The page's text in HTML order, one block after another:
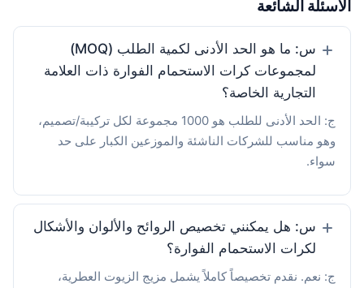
الأسئلة الشائعة
س: ما هو الحد الأدنى لكمية الطلب (MOQ)
لمجموعات كرات الاستحمام الفوارة ذات العلامة
التجارية الخاصة؟
ج: الحد الأدنى للطلب هو 1000 مجموعة لكل تركيبة/تصميم،
وهو مناسب للشركات الناشئة والموزعين الكبار على حد
سواء.
س: هل يمكنني تخصيص الروائح والألوان والأشكال
لكرات الاستحمام الفوارة؟
ج: نعم. نقدم تخصيصاً كاملاً يشمل مزيج الزيوت العطرية،